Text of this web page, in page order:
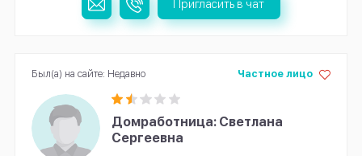
Пригласить в чат
Домработница: Светлана
Сергеевна
Частное лицо
Был(а) на сайте: Недавно